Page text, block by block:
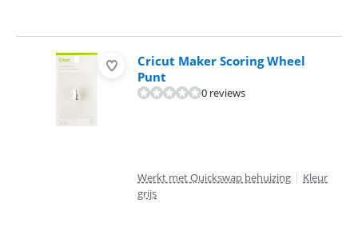
Cricut Maker Scoring Wheel
Punt
0 reviews
Werkt met Quickswap behuizing | Kleur
grijs